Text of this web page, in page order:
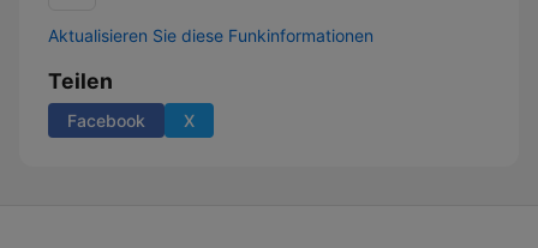
Aktualisieren Sie diese Funkinformationen
Teilen
Facebook X